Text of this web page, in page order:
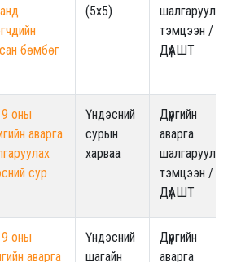
бөмбөг
(5x5)
шалгаруулах
тэмцээн /
ДүАШТ
оны
аварга
сур
Үндэсний
сурын
харваа
Дүүргийн
аварга
шалгаруулах
тэмцээн /
ДүАШТ
оны
аварга
Үндэсний
шагайн
Дүүргийн
аварга